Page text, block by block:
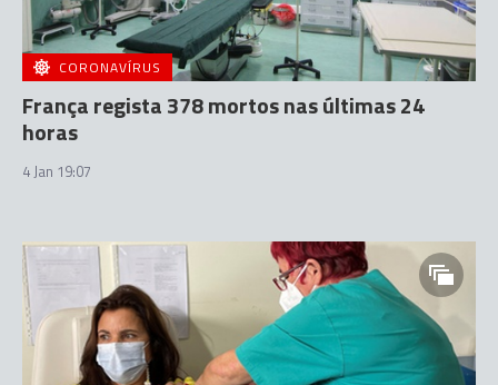
CORONAVÍRUS
França regista 378 mortos nas últimas 24
horas
4 Jan 19:07